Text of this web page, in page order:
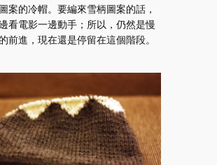
案的冷帽。要編來雪柄圖案的話，
看電影一邊動手；所以，仍然是慢
前進，現在還是停留在這個階段。